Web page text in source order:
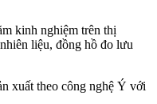
kinh nghiệm trên thị
liệu, đồng hồ đo lưu
xuất theo công nghệ Ý với